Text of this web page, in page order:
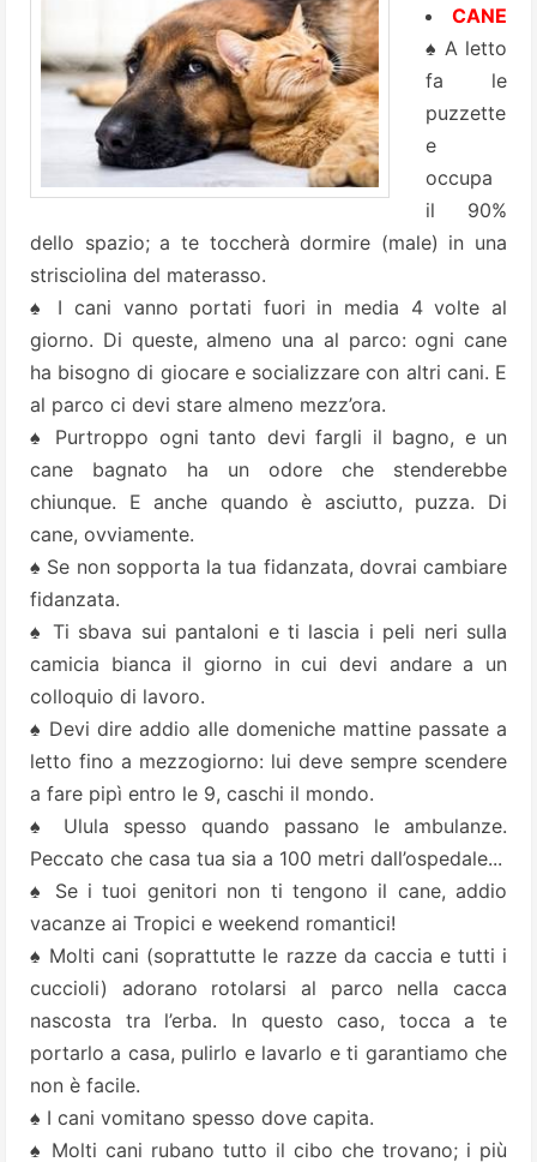
CANE
♠ A letto
fa le
puzzette
e
occupa
il 90%
dello spazio; a te toccherà dormire (male) in una
strisciolina del materasso.
♠ I cani vanno portati fuori in media 4 volte al
giorno. Di queste, almeno una al parco: ogni cane
ha bisogno di giocare e socializzare con altri cani. E
al parco ci devi stare almeno mezz’ora.
♠ Purtroppo ogni tanto devi fargli il bagno, e un
cane bagnato ha un odore che stenderebbe
chiunque. E anche quando è asciutto, puzza. Di
cane, ovviamente.
♠ Se non sopporta la tua fidanzata, dovrai cambiare
fidanzata.
♠ Ti sbava sui pantaloni e ti lascia i peli neri sulla
camicia bianca il giorno in cui devi andare a un
colloquio di lavoro.
♠ Devi dire addio alle domeniche mattine passate a
letto fino a mezzogiorno: lui deve sempre scendere
a fare pipì entro le 9, caschi il mondo.
♠ Ulula spesso quando passano le ambulanze.
Peccato che casa tua sia a 100 metri dall’ospedale...
♠ Se i tuoi genitori non ti tengono il cane, addio
vacanze ai Tropici e weekend romantici!
♠ Molti cani (soprattutte le razze da caccia e tutti i
cuccioli) adorano rotolarsi al parco nella cacca
nascosta tra l’erba. In questo caso, tocca a te
portarlo a casa, pulirlo e lavarlo e ti garantiamo che
non è facile.
♠ I cani vomitano spesso dove capita.
♠ Molti cani rubano tutto il cibo che trovano; i più